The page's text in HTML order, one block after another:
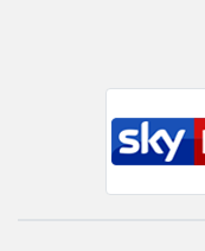
الأخبار
مصدر